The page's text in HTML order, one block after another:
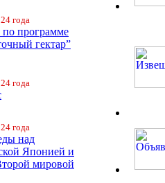
года
программе
гектар”
года
года
над
Японией и
мировой